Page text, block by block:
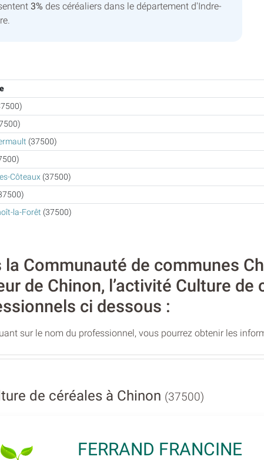
3% des céréaliers dans le département d'Indre-
(37500)
Côteaux(37500)
la-Forêt (37500)
la Communauté de communes
de Chinon, l’activité Culture
ci dessous :
sur le nom du professionnel, vous pourrez obtenir les
de céréales à Chinon (37500)
FERRAND FRANCINE